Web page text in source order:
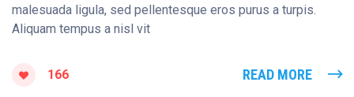
malesuada ligula, sed pellentesque eros purus a turpis.
Aliquam tempus a nisl vit
166 READ MORE